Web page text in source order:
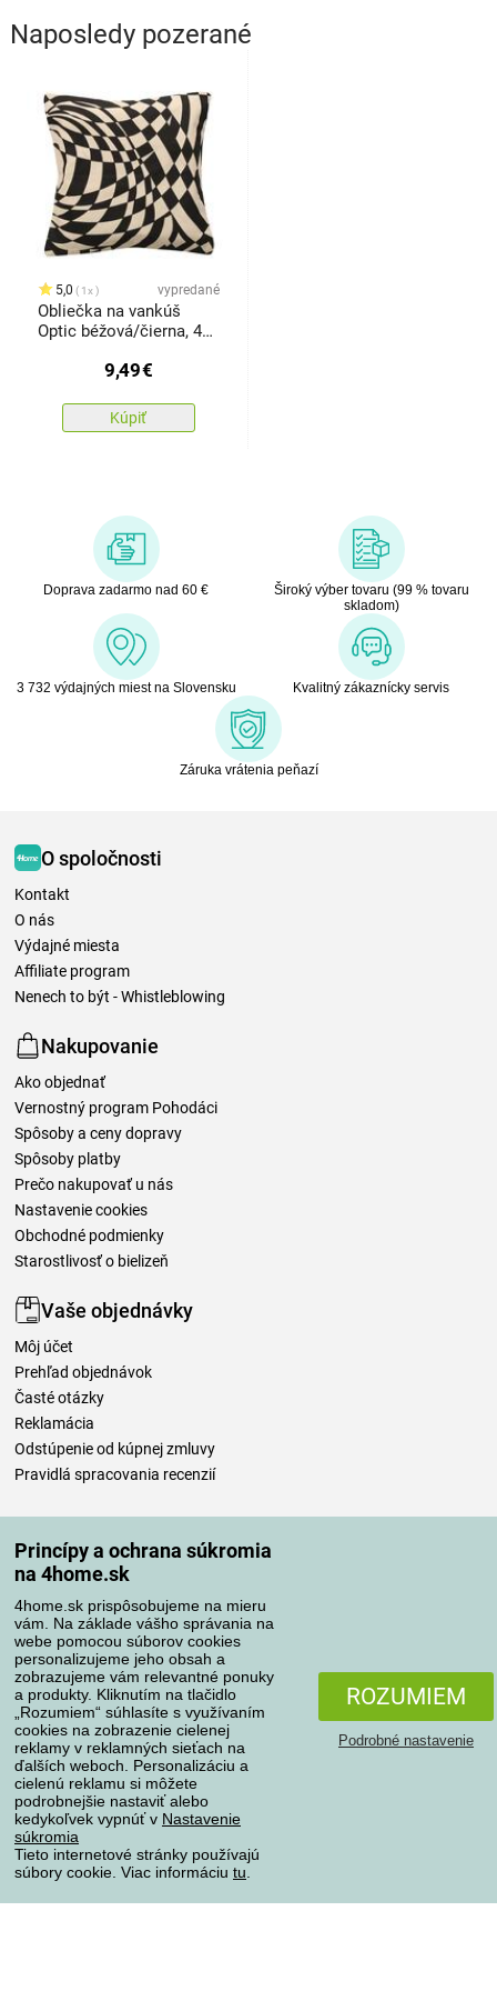
Princípy a ochrana súkromia
na 4home.sk
4home.sk prispôsobujeme na mieru
vám. Na základe vášho správania na
webe pomocou súborov cookies
personalizujeme jeho obsah a
zobrazujeme vám relevantné ponuky
a produkty. Kliknutím na tlačidlo
„Rozumiem“ súhlasíte s využívaním
cookies na zobrazenie cielenej
reklamy v reklamných sieťach na
ďalších weboch. Personalizáciu a
cielenú reklamu si môžete
podrobnejšie nastaviť alebo
kedykoľvek vypnúť v Nastavenie
súkromia
Tieto internetové stránky používajú
súbory cookie. Viac informáciu tu
ROZUMIEM
Podrobné nastavenie
Naposledy pozerané
5,0 1x vypredané
Obliečka na vankúš
Optic béžová/čierna, 45
9,49€
Kúpiť
Doprava zadarmo nad 60 €
Široký výber tovaru (99 % tovaru
skladom)
3 732 výdajných miest na Slovensku Kvalitný zákaznícky servis
Záruka vrátenia peňazí
O spoločnosti
Kontakt
O nás
Výdajné miesta
Affiliate program
Nenech to být - Whistleblowing
Nakupovanie
Ako objednať
Vernostný program Pohodáci
Spôsoby a ceny dopravy
Spôsoby platby
Prečo nakupovať u nás
Nastavenie cookies
Obchodné podmienky
Starostlivosť o bielizeň
Vaše objednávky
Môj účet
Prehľad objednávok
Časté otázky
Reklamácia
Odstúpenie od kúpnej zmluvy
Pravidlá spracovania recenzií
Spôsoby platby
Spoľahlivý obchod